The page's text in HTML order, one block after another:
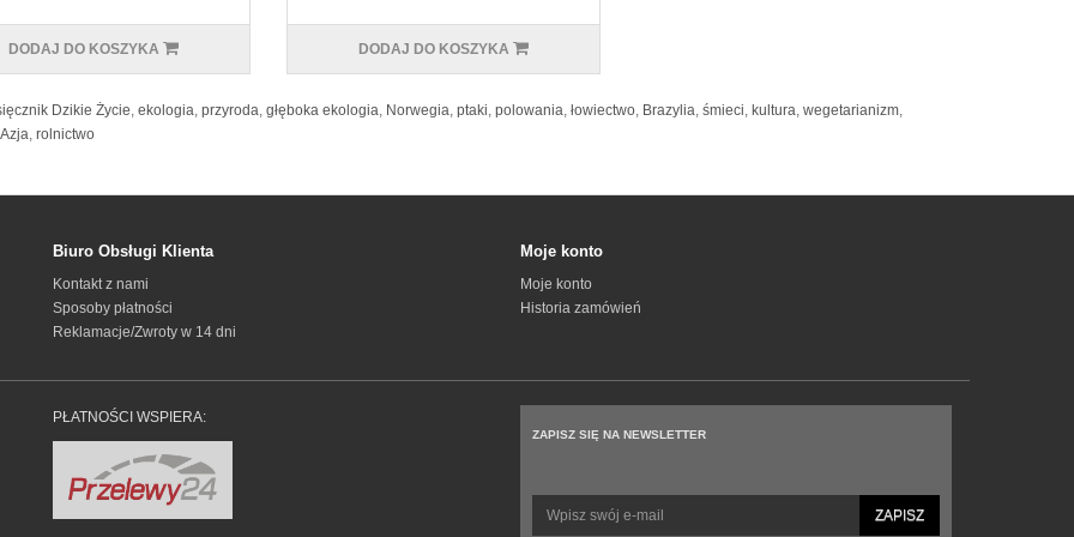
DODAJ DO KOSZYKA DODAJ DO KOSZYKA
Dzikie Życie, ekologia, przyroda, głęboka ekologia, Norwegia, ptaki, polowania, łowiectwo, Brazylia, śmieci, kultura, wegetarianizm,
Azja, rolnictwo
Biuro Obsługi Klienta
Kontakt z nami
Sposoby płatności
Reklamacje/Zwroty w 14 dni
Moje konto
Moje konto
Historia zamówień
PŁATNOŚCI WSPIERA:
ZAPISZ SIĘ NA NEWSLETTER
ZAPISZ